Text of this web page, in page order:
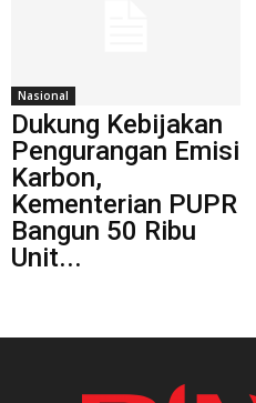
Nasional
Dukung Kebijakan
Pengurangan Emisi
Karbon,
Kementerian PUPR
Bangun 50 Ribu
Unit...